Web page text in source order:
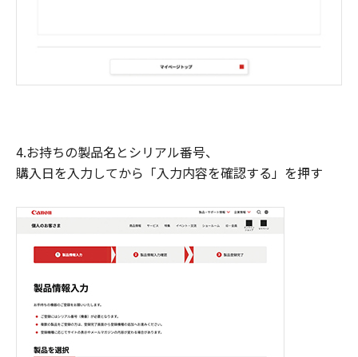
4.お持ちの製品名とシリアル番号、
購入日を入力してから「入力内容を確認する」を押す